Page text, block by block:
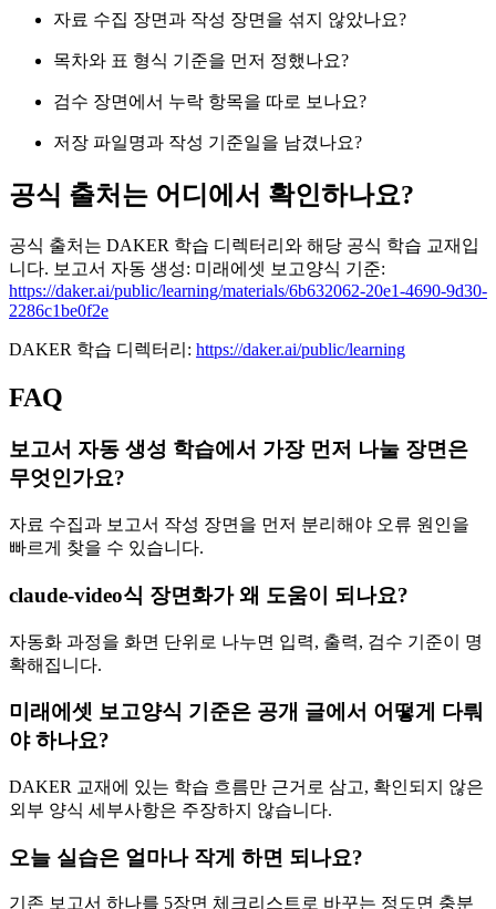
자료 수집 장면과 작성 장면을 섞지 않았나요?
목차와 표 형식 기준을 먼저 정했나요?
검수 장면에서 누락 항목을 따로 보나요?
저장 파일명과 작성 기준일을 남겼나요?
공식 출처는 어디에서 확인하나요?
공식 출처는 DAKER 학습 디렉터리와 해당 공식 학습 교재입
니다. 보고서 자동 생성: 미래에셋 보고양식 기준:
https://daker.ai/public/learning/materials/6b632062-20e1-4690-9d30-
2286c1be0f2e
DAKER 학습 디렉터리: https://daker.ai/public/learning
FAQ
보고서 자동 생성 학습에서 가장 먼저 나눌 장면은
무엇인가요?
자료 수집과 보고서 작성 장면을 먼저 분리해야 오류 원인을
빠르게 찾을 수 있습니다.
claude-video식 장면화가 왜 도움이 되나요?
자동화 과정을 화면 단위로 나누면 입력, 출력, 검수 기준이 명
확해집니다.
미래에셋 보고양식 기준은 공개 글에서 어떻게 다뤄
야 하나요?
DAKER 교재에 있는 학습 흐름만 근거로 삼고, 확인되지 않은
외부 양식 세부사항은 주장하지 않습니다.
오늘 실습은 얼마나 작게 하면 되나요?
기존 보고서 하나를 5장면 체크리스트로 바꾸는 정도면 충분